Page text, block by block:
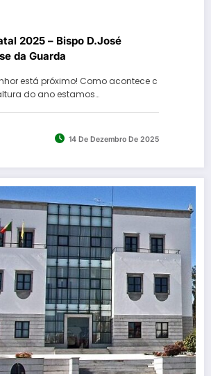
2025 – Bispo D.José
da Guarda
está próximo! Como acontece c
do ano estamos…
14 De Dezembro De 2025